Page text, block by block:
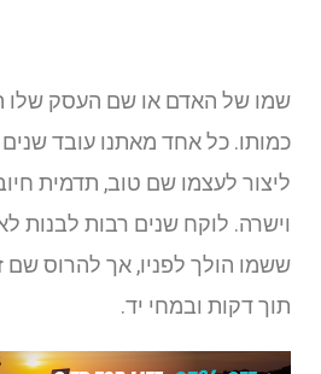
שמו של האדם או שם העסק שלו
כמותו. כל אחד מאתנו עובד שנים
ליצור לעצמו שם טוב, תדמית
וישרה. לוקח שנים רבות לבנות
ששמו הולך לפניו, אך להרוס שם
תוך דקות ובמחי יד.